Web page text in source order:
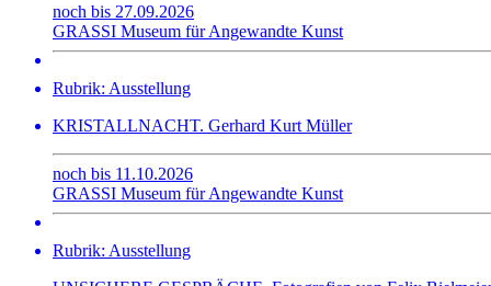
noch bis 27.09.2026
GRASSI Museum für Angewandte Kunst
Rubrik: Ausstellung
KRISTALLNACHT. Gerhard Kurt Müller
noch bis 11.10.2026
GRASSI Museum für Angewandte Kunst
Rubrik: Ausstellung